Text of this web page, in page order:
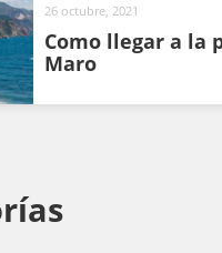
26 octubre, 2021
Como llegar a la
Maro